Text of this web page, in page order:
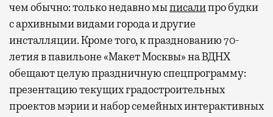
чем обычно: только недавно мыписалипро будки
с архивными видами города и другие
инсталляции. Кроме того, к празднованию 70-
летия в павильоне «Макет Москвы» на ВДНХ
обещают целую праздничную спецпрограмму:
презентацию текущих градостроительных
проектов мэрии и набор семейных интерактивных